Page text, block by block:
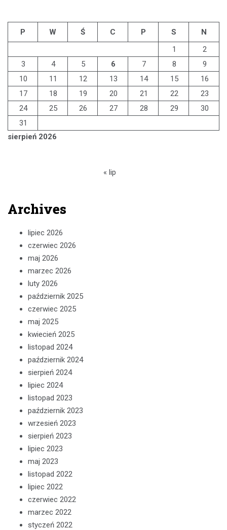
sierpień 2026
P W Ś C P S
N
1
2
3
4 5 6 7 8
9
10
11 12 13 14 15
16
17
18 19 20 21 22
23
24
25 26 27 28 29
30
31
« lip
Archives
lipiec 2026
czerwiec 2026
maj 2026
marzec 2026
luty 2026
październik 2025
czerwiec 2025
maj 2025
kwiecień 2025
listopad 2024
październik 2024
sierpień 2024
lipiec 2024
listopad 2023
październik 2023
wrzesień 2023
sierpień 2023
lipiec 2023
maj 2023
listopad 2022
lipiec 2022
czerwiec 2022
marzec 2022
styczeń 2022